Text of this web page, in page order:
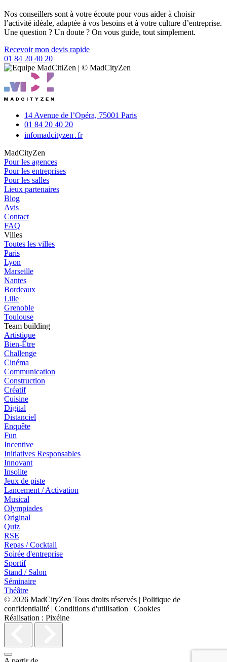
Nos conseillers sont à votre écoute pour vous aider à choisir
l’activité idéale, adaptée à vos besoins et à votre culture d’entreprise.
Une question ? Un doute ? On vous guide, tout simplement.
Recevoir mon devis rapide
01 84 20 40 20
14 Avenue de l’Opéra, 75001 Paris
01 84 20 40 20
infomadcityzen․fr
MadCityZen
Pour les agences
Pour les entreprises
Pour les salles
Lieux partenaires
Blog
Avis
Contact
FAQ
Villes
Toutes les villes
Paris
Lyon
Marseille
Nantes
Bordeaux
Lille
Grenoble
Toulouse
Team building
Artistique
Bien-Être
Challenge
Cinéma
Communication
Construction
Créatif
Cuisine
Digital
Distanciel
Enquête
Fun
Incentive
Initiatives Responsables
Innovant
Insolite
Jeux de piste
Lancement / Activation
Musical
Olympiades
Original
Quiz
RSE
Repas / Cocktail
Soirée d'entreprise
Sportif
Stand / Salon
Séminaire
Théâtre
© 2026 MadCityZen Tous droits réservés | Politique de
confidentialité | Conditions d'utilisation | Cookies
Réalisation : Pixéine